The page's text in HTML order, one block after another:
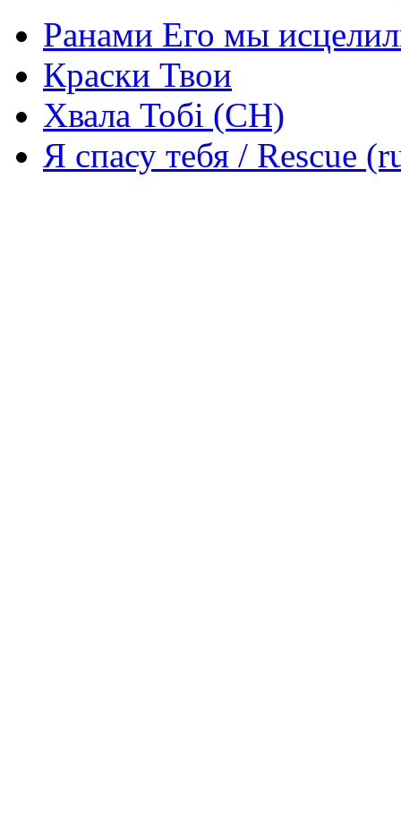
Ранами Его мы
Краски Твои
Хвала Тобі (СН)
Я спасу тебя / Rescue